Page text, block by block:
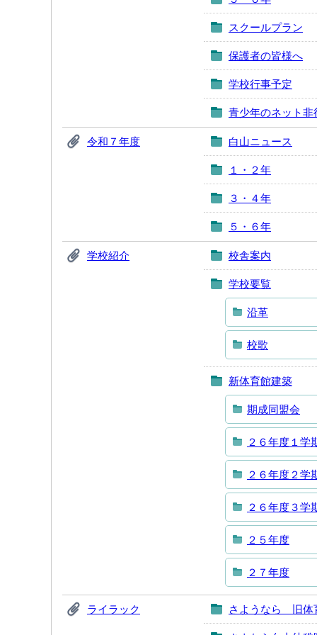
スクールプラン
保護者の皆様へ
学校行事予定
青少年のネット非
令和７年度 白山ニュース
１・２年
３・４年
５・６年
学校紹介 校舎案内
学校要覧
沿革
校歌
新体育館建築
期成同盟会
２６年度１学
２６年度２学
２６年度３学
２５年度
２７年度
ライラック さようなら 旧